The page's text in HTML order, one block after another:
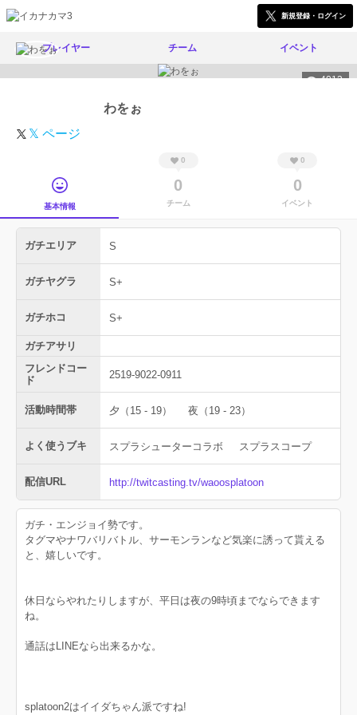
新規登録・ログイン
プレイヤー チーム イベント
4013
わをぉ
𝕏 ページ
基本情報
0
0
チーム
0
0
イベント
ガチエリア S
ガチヤグラ S+
ガチホコ S+
ガチアサリ
フレンドコー
ド
2519-9022-0911
活動時間帯 夕（15 - 19） 夜（19 - 23）
よく使うブキ スプラシューターコラボ スプラスコープ
配信URL http://twitcasting.tv/waoosplatoon
ガチ・エンジョイ勢です。
タグマやナワバリバトル、サーモンランなど気楽に誘って貰える
と、嬉しいです。
休日ならやれたりしますが、平日は夜の9時頃までならできます
ね。
通話はLINEなら出来るかな。
splatoon2はイイダちゃん派ですね!